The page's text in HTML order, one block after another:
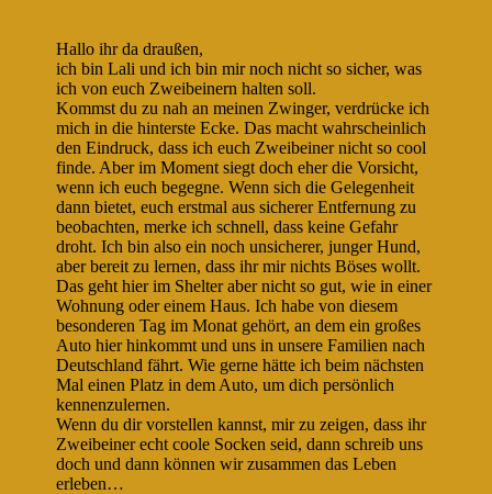
Hallo ihr da draußen,
ich bin Lali und ich bin mir noch nicht so sicher, was
ich von euch Zweibeinern halten soll.
Kommst du zu nah an meinen Zwinger, verdrücke ich
mich in die hinterste Ecke. Das macht wahrscheinlich
den Eindruck, dass ich euch Zweibeiner nicht so cool
finde. Aber im Moment siegt doch eher die Vorsicht,
wenn ich euch begegne. Wenn sich die Gelegenheit
dann bietet, euch erstmal aus sicherer Entfernung zu
beobachten, merke ich schnell, dass keine Gefahr
droht. Ich bin also ein noch unsicherer, junger Hund,
aber bereit zu lernen, dass ihr mir nichts Böses wollt.
Das geht hier im Shelter aber nicht so gut, wie in einer
Wohnung oder einem Haus. Ich habe von diesem
besonderen Tag im Monat gehört, an dem ein großes
Auto hier hinkommt und uns in unsere Familien nach
Deutschland fährt. Wie gerne hätte ich beim nächsten
Mal einen Platz in dem Auto, um dich persönlich
kennenzulernen.
Wenn du dir vorstellen kannst, mir zu zeigen, dass ihr
Zweibeiner echt coole Socken seid, dann schreib uns
doch und dann können wir zusammen das Leben
erleben…